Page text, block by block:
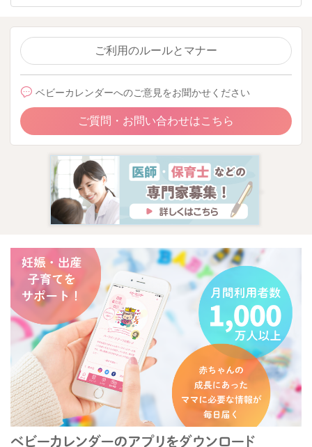
ご利用のルールとマナー
ベビーカレンダーへのご意見をお聞かせください
ご質問・お問い合わせはこちら